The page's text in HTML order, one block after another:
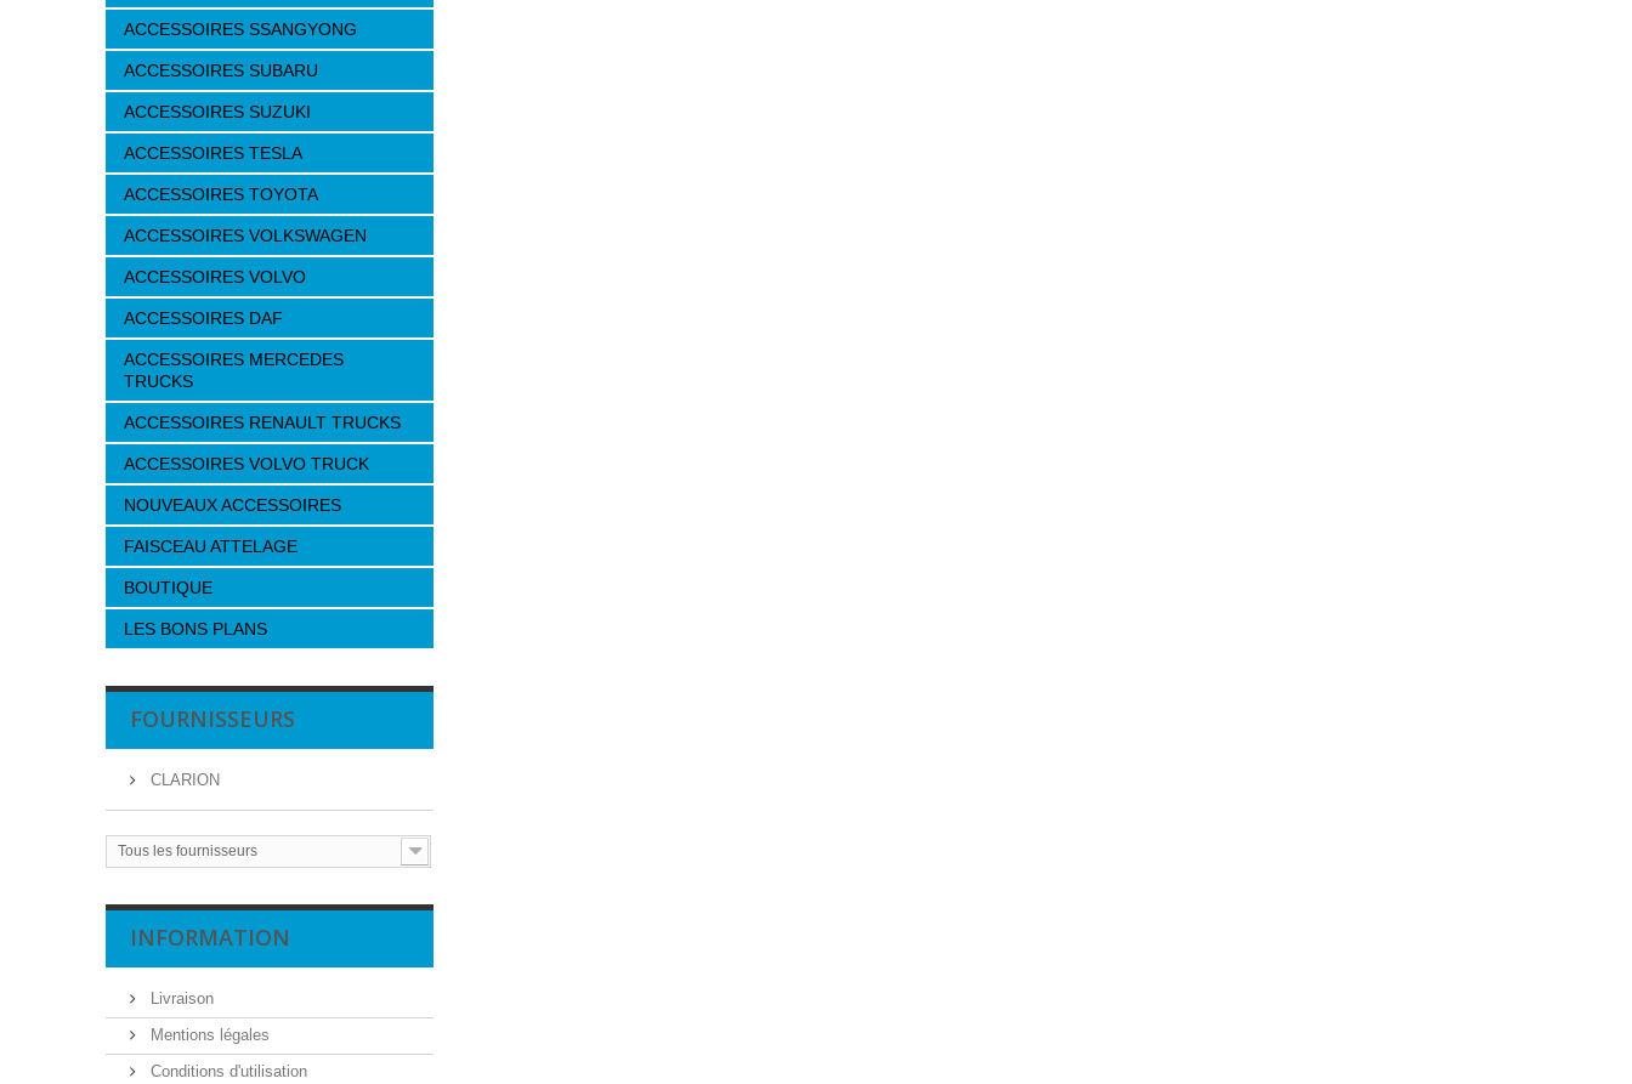
ACCESSOIRES SSANGYONG
ACCESSOIRES SUBARU
ACCESSOIRES SUZUKI
ACCESSOIRES TESLA
ACCESSOIRES TOYOTA
ACCESSOIRES VOLKSWAGEN
ACCESSOIRES VOLVO
ACCESSOIRES DAF
ACCESSOIRES MERCEDES
TRUCKS
ACCESSOIRES RENAULT TRUCKS
ACCESSOIRES VOLVO TRUCK
NOUVEAUX ACCESSOIRES
FAISCEAU ATTELAGE
BOUTIQUE
LES BONS PLANS
FOURNISSEURS
CLARION
Tous les fournisseurs
INFORMATION
Livraison
Mentions légales
Conditions d'utilisation